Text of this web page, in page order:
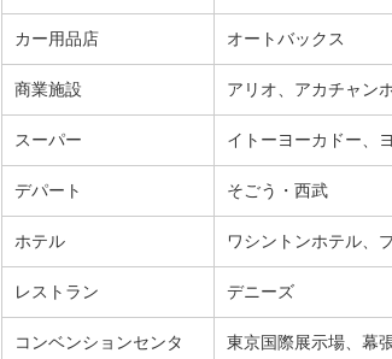
カー用品店 オートバックス
商業施設 アリオ、アカチャン
スーパー イトーヨーカドー、
デパート そごう・西武
ホテル ワシントンホテル、
レストラン デニーズ
コンベンションセンタ 東京国際展示場、幕